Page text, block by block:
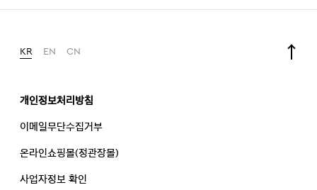
KR EN CN
개인정보처리방침
이메일무단수집거부
온라인쇼핑몰(정관장몰)
사업자정보 확인